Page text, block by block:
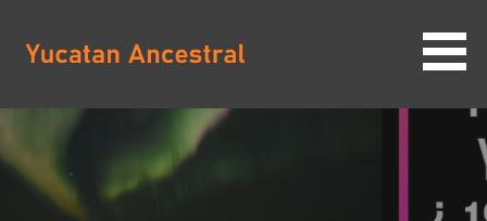
contenido
YUCATAN ANCESTRAL